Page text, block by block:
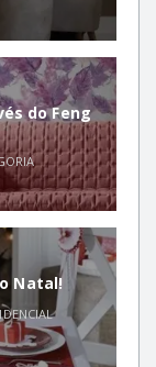
do Feng
Natal!